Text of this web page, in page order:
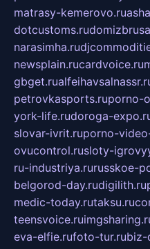
matrasy-kemerovo.ru
dotcustoms.ru
narasimha.ru
newsplain.rucardvoice.ru
gbget.ru
petrovkasports.ruporno-
york-life.rudoroga-
slovar-ivrit.ruporno-
ovucontrol.rusloty-
ru-industriya.rurusskoe-
belgorod-day.rudigilith.ru
medic-today.rutaksu.ru
teensvoice.ru
eva-elfie.rufoto-tur.rubiz-